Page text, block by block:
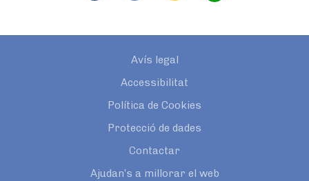
Avís legal
Accessibilitat
Política de Cookies
Protecció de dades
Contactar
Ajudan’s a millorar el web